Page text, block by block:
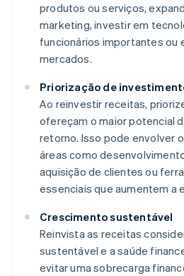
produtos ou serviços,
marketing, investir em
funcionários importantes ou
mercados.
Priorização de
Ao reinvestir receitas,
ofereçam o maior potencial
retorno. Isso pode envolver
áreas como
aquisição de clientes ou
essenciais que aumentem a
Crescimento sustentável
Reinvista as receitas
sustentável e a saúde
evitar uma sobrecarga